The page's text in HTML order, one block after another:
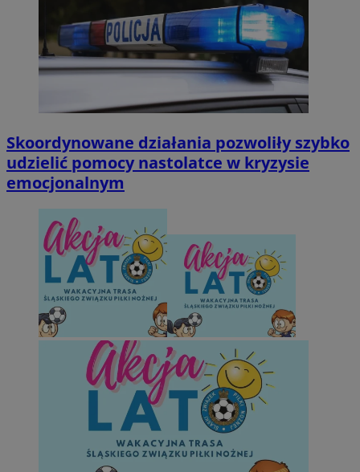
Skoordynowane działania pozwoliły szybko
udzielić pomocy nastolatce w kryzysie
emocjonalnym